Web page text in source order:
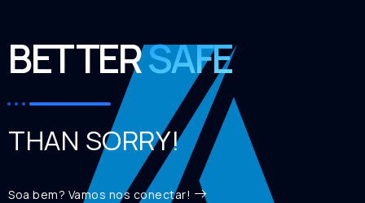
BETTERSAFE
THAN SORRY!
Soa bem? Vamos nos conectar!